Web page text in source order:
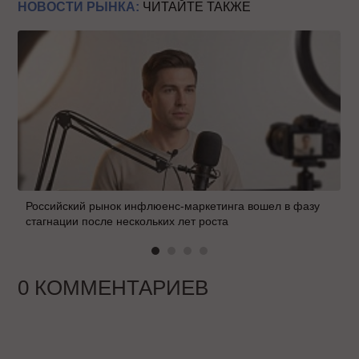
НОВОСТИ РЫНКА: ЧИТАЙТЕ ТАКЖЕ
Российский рынок инфлюенс-маркетинга вошел в фазу
стагнации после нескольких лет роста
0 КОММЕНТАРИЕВ